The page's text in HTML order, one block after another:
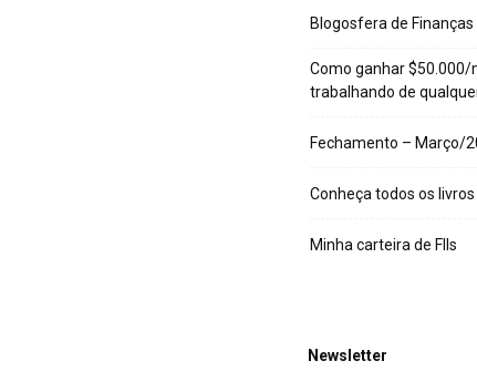
Blogosfera de Finanças
Como ganhar $50.000/
trabalhando de
Fechamento – Março/
Conheça todos os
Minha carteira de FIIs
Newsletter